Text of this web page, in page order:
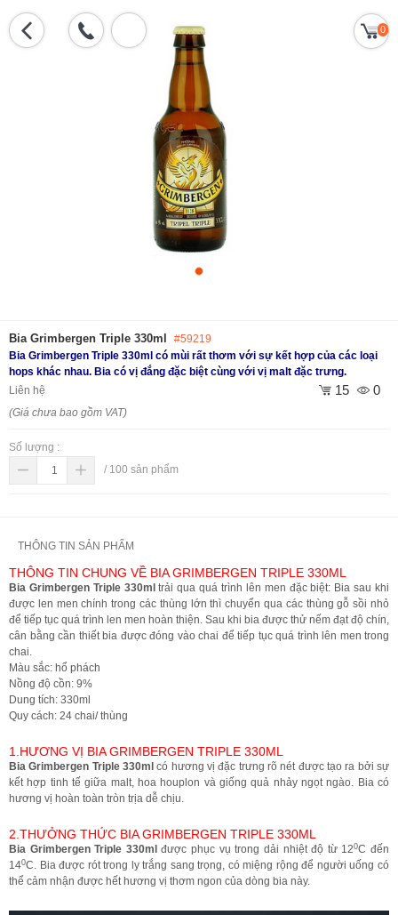
0
Bia Grimbergen Triple 330ml #59219
Bia Grimbergen Triple 330ml có mùi rất thơm với sự kết hợp của các loại
hops khác nhau. Bia có vị đắng đặc biệt cùng với vị malt đặc trưng.
Liên hệ
15 0
(Giá chưa bao gồm VAT)
Số lượng :
/ 100 sản phẩm
THÔNG TIN SẢN PHẨM
THÔNG TIN CHUNG VỀ BIA GRIMBERGEN TRIPLE 330ML
Bia Grimbergen Triple 330ml trải qua quá trình lên men đặc biệt: Bia sau khi
được len men chính trong các thùng lớn thì chuyển qua các thùng gỗ sồi nhỏ
để tiếp tục quá trình len men hoàn thiện. Sau khi bia được thử nếm đạt độ chín,
cân bằng cần thiết bia được đóng vào chai để tiếp tục quá trình lên men trong
chai.
Màu sắc: hổ phách
Nồng độ cồn: 9%
Dung tích: 330ml
Quy cách: 24 chai/ thùng
1.HƯƠNG VỊ BIA GRIMBERGEN TRIPLE 330ML
Bia Grimbergen Triple 330ml có hương vị đặc trưng rõ nét được tạo ra bởi sự
kết hợp tinh tế giữa malt, hoa houplon và giống quả nhảy ngọt ngào. Bia có
hương vị hoàn toàn tròn trịa dễ chịu.
2.THƯỞNG THỨC BIA GRIMBERGEN TRIPLE 330ML
Bia Grimbergen Triple 330ml được phục vụ trong dải nhiệt độ từ 120C đến
140C. Bia được rót trong ly trắng sang trọng, có miệng rộng để người uống có
thể cảm nhận được hết hương vị thơm ngon của dòng bia này.